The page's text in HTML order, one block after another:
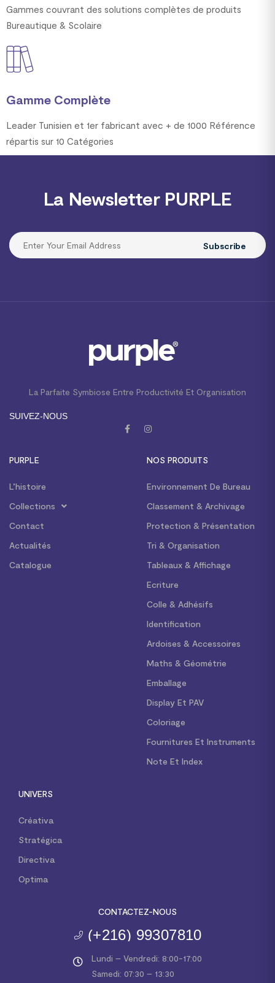
Gammes couvrant des solutions complètes de produits
Bureautique & Scolaire
Gamme Complète
Leader Tunisien et 1er fabricant avec + de 1000 Référence
répartis sur 10 Catégories
La Newsletter PURPLE
Subscribe
La Parfaite Symbiose Entre Productivité Et Organisation
SUIVEZ-NOUS
PURPLE
L’histoire
Collections
Contact
Actualités
Catalogue
NOS PRODUITS
Environnement De Bureau
Classement & Archivage
Protection & Présentation
Tri & Organisation
Tableaux & Affichage
Ecriture
Colle & Adhésifs
Identification
Ardoises & Accessoires
Maths & Géométrie
Emballage
Display Et PAV
Coloriage
Fournitures Et Instruments
Note Et Index
UNIVERS
Créativa
Stratégica
Directiva
Optima
CONTACTEZ-NOUS
(+216) 99307810
Lundi – Vendredi: 8:00-17:00
Samedi: 07:30 – 13:30